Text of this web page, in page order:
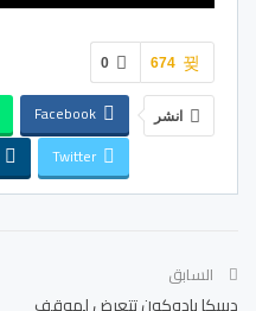
0 674
انشر Facebook
Twitter
السابق